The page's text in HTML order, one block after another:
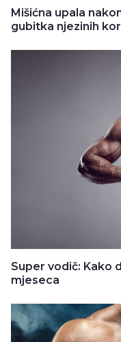
Mišićna upala
gubitka njezinih
Super vodič: Kako
mjeseca